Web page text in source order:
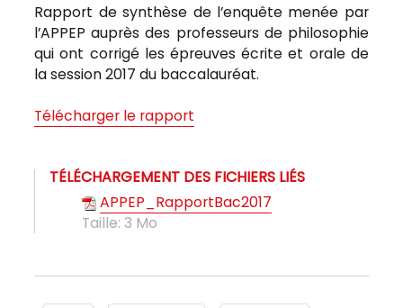
Rapport de synthèse de l’enquête menée par
l’APPEP auprès des professeurs de philosophie
qui ont corrigé les épreuves écrite et orale de
la session 2017 du baccalauréat.
Télécharger le rapport
TÉLÉCHARGEMENT DES FICHIERS LIÉS
APPEP_RapportBac2017
Taille: 3 Mo